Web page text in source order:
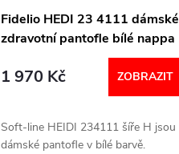
Fidelio HEDI 23 4111 dámské
zdravotní pantofle bílé nappa
1 970 Kč ZOBRAZIT
Soft-line HEIDI 234111 šíře H jsou
dámské pantofle v bílé barvě.